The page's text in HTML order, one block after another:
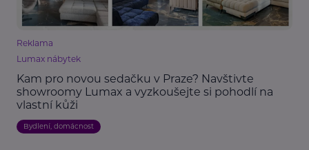
Reklama
Lumax nábytek
Kam pro novou sedačku v Praze? Navštivte
showroomy Lumax a vyzkoušejte si pohodlí na
vlastní kůži
Bydlení, domácnost